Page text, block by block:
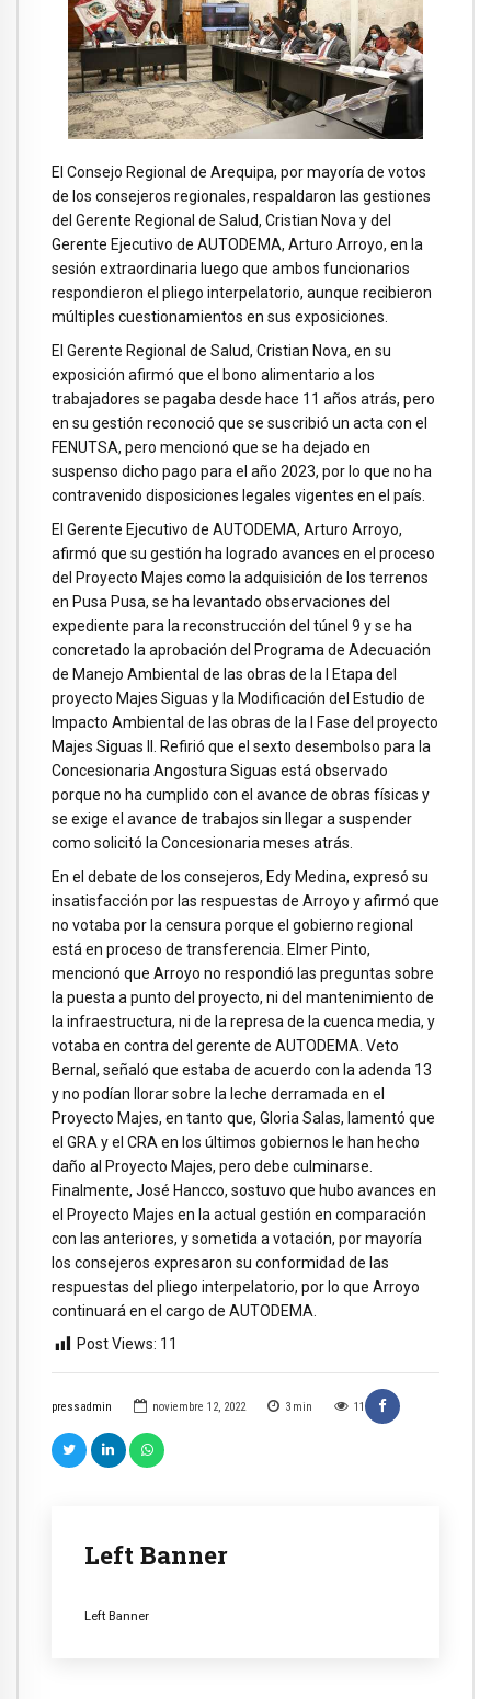
pressadmin noviembre 12, 2022 3 min 11
Left Banner
Left Banner
El Consejo Regional de Arequipa, por mayoría de votos
de los consejeros regionales, respaldaron las gestiones
del Gerente Regional de Salud, Cristian Nova y del
Gerente Ejecutivo de AUTODEMA, Arturo Arroyo, en la
sesión extraordinaria luego que ambos funcionarios
respondieron el pliego interpelatorio, aunque recibieron
múltiples cuestionamientos en sus exposiciones.
El Gerente Regional de Salud, Cristian Nova, en su
exposición afirmó que el bono alimentario a los
trabajadores se pagaba desde hace 11 años atrás, pero
en su gestión reconoció que se suscribió un acta con el
FENUTSA, pero mencionó que se ha dejado en
suspenso dicho pago para el año 2023, por lo que no ha
contravenido disposiciones legales vigentes en el país.
El Gerente Ejecutivo de AUTODEMA, Arturo Arroyo,
afirmó que su gestión ha logrado avances en el proceso
del Proyecto Majes como la adquisición de los terrenos
en Pusa Pusa, se ha levantado observaciones del
expediente para la reconstrucción del túnel 9 y se ha
concretado la aprobación del Programa de Adecuación
de Manejo Ambiental de las obras de la I Etapa del
proyecto Majes Siguas y la Modificación del Estudio de
Impacto Ambiental de las obras de la I Fase del proyecto
Majes Siguas II. Refirió que el sexto desembolso para la
Concesionaria Angostura Siguas está observado
porque no ha cumplido con el avance de obras físicas y
se exige el avance de trabajos sin llegar a suspender
como solicitó la Concesionaria meses atrás.
En el debate de los consejeros, Edy Medina, expresó su
insatisfacción por las respuestas de Arroyo y afirmó que
no votaba por la censura porque el gobierno regional
está en proceso de transferencia. Elmer Pinto,
mencionó que Arroyo no respondió las preguntas sobre
la puesta a punto del proyecto, ni del mantenimiento de
la infraestructura, ni de la represa de la cuenca media, y
votaba en contra del gerente de AUTODEMA. Veto
Bernal, señaló que estaba de acuerdo con la adenda 13
y no podían llorar sobre la leche derramada en el
Proyecto Majes, en tanto que, Gloria Salas, lamentó que
el GRA y el CRA en los últimos gobiernos le han hecho
daño al Proyecto Majes, pero debe culminarse.
Finalmente, José Hancco, sostuvo que hubo avances en
el Proyecto Majes en la actual gestión en comparación
con las anteriores, y sometida a votación, por mayoría
los consejeros expresaron su conformidad de las
respuestas del pliego interpelatorio, por lo que Arroyo
continuará en el cargo de AUTODEMA.
Post Views: 11